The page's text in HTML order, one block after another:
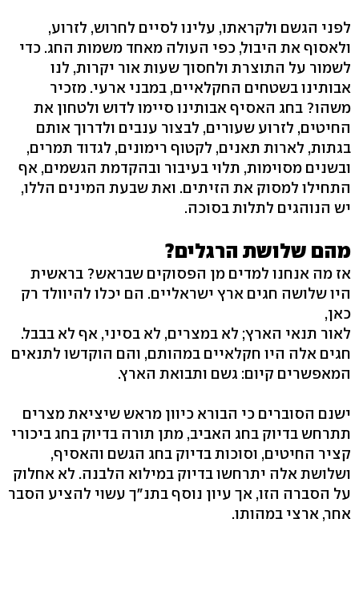
לפני הגשם ולקראתו, עלינו לסיים לחרוש, לזרוע,
ולאסוף את היבול, כפי העולה מאחד משמות החג. כדי
לשמור על התוצרת ולחסוך שעות אור יקרות, לנו
אבותינו בשטחים החקלאיים, במבני ארעי. מזכיר
משהו? בחג האסיף אבותינו סיימו לדוש ולטחון את
החיטים, לזרוע שעורים, לבצור ענבים ולדרוך אותם
בגתות, לארות תאנים, לקטוף רימונים, לגדוד תמרים,
ובשנים מסוימות, תלוי בעיבור ובהקדמת הגשמים, אף
התחילו למסוק את הזיתים. ואת שבעת המינים הללו,
יש הנוהגים לתלות בסוכה.
מהם שלושת הרגלים?
אז מה אנחנו למדים מן הפסוקים שבראש? בראשית
היו שלושה חגים ארץ ישראליים. הם יכלו להיוולד רק
כאן,
לאור תנאי הארץ; לא במצרים, לא בסיני, אף לא בבבל.
חגים אלה היו חקלאיים במהותם, והם הוקדשו לתנאים
המאפשרים קיום: גשם ותבואת הארץ.
ישנם הסוברים כי הבורא כיוון מראש שיציאת מצרים
תתרחש בדיוק בחג האביב, מתן תורה בדיוק בחג ביכורי
קציר החיטים, וסוכות בדיוק בחג הגשם והאסיף,
ושלושת אלה יתרחשו בדיוק במילוא הלבנה. לא אחלוק
על הסברה הזו, אך עיון נוסף בתנ"ך עשוי להציע הסבר
אחר, ארצי במהותו.